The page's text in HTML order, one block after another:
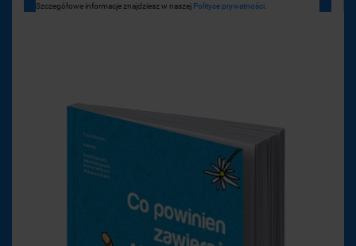
Szczegółowe informacje znajdziesz w naszej Polityce prywatności